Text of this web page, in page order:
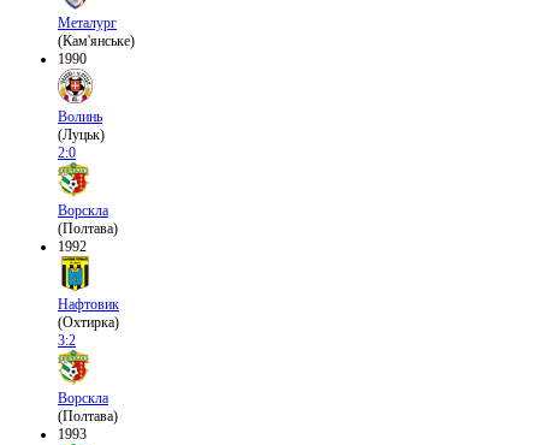
Металург
(Кам'янське)
1990
Волинь
(Луцьк)
2:0
Ворскла
(Полтава)
1992
Нафтовик
(Охтирка)
3:2
Ворскла
(Полтава)
1993